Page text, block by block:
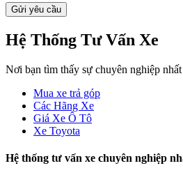
Hệ Thống Tư Vấn Xe
Nơi bạn tìm thấy sự chuyên nghiệp
Mua xe trả góp
Các Hãng Xe
Giá Xe Ô Tô
Xe Toyota
Hệ thống tư vấn xe chuyên nghiệp